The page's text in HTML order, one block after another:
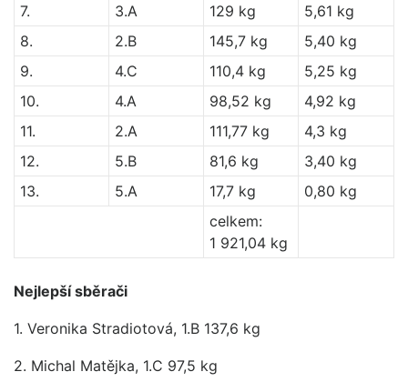
7.
3.A 129 kg
5,61 kg
8.
2.B 145,7 kg
5,40 kg
9.
4.C 110,4 kg
5,25 kg
10.
4.A 98,52 kg
4,92 kg
11.
2.A 111,77 kg
4,3 kg
12.
5.B 81,6 kg
3,40 kg
13.
5.A 17,7 kg
0,80 kg
celkem:
1 921,04 kg
Nejlepší sběrači
1. Veronika Stradiotová, 1.B 137,6 kg
2. Michal Matějka, 1.C 97,5 kg